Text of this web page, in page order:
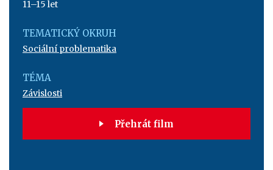
11–15 let
TEMATICKÝ OKRUH
Sociální problematika
TÉMA
Závislosti
Přehrát film